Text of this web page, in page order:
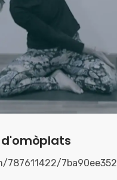
787611422/7ba90ee352